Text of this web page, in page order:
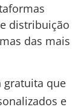
distribuição
das mais
gratuita que
e